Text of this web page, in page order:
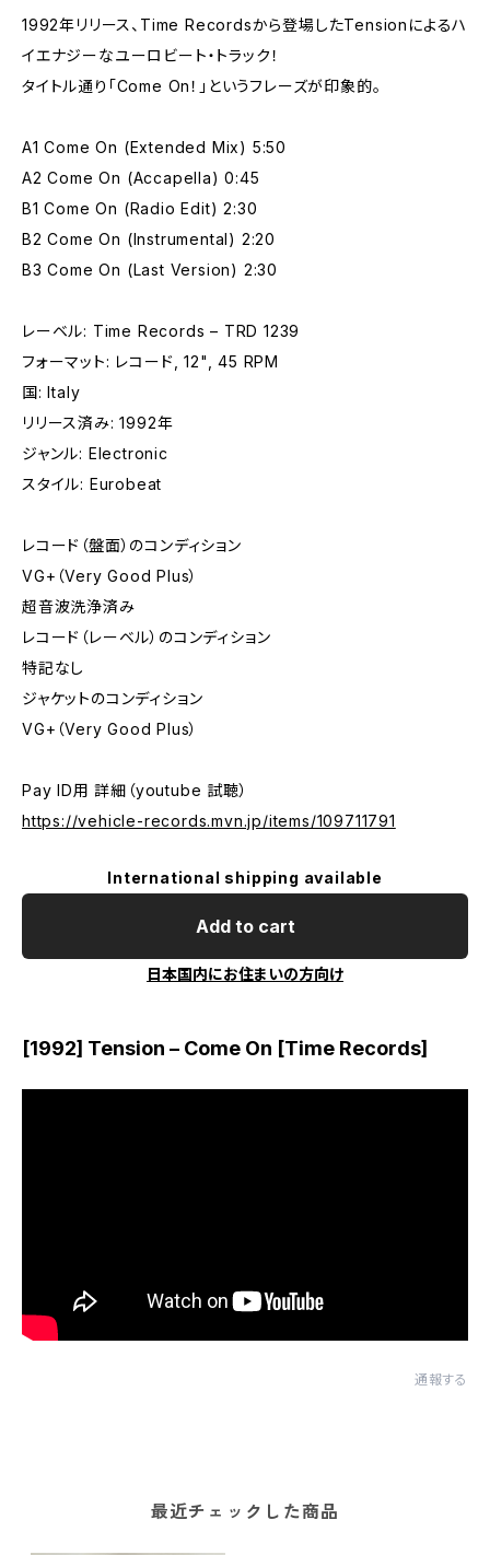
1992年リリース、Time Recordsから登場したTensionによるハ
イエナジーなユーロビート・トラック！
タイトル通り「Come On！」というフレーズが印象的。
A1 Come On (Extended Mix) 5:50
A2 Come On (Accapella) 0:45
B1 Come On (Radio Edit) 2:30
B2 Come On (Instrumental) 2:20
B3 Come On (Last Version) 2:30
レーベル: Time Records – TRD 1239
フォーマット: レコード, 12", 45 RPM
国: Italy
リリース済み: 1992年
ジャンル: Electronic
スタイル: Eurobeat
レコード（盤面）のコンディション
VG+（Very Good Plus）
超音波洗浄済み
レコード（レーベル）のコンディション
特記なし
ジャケットのコンディション
VG+（Very Good Plus）
Pay ID用 詳細（youtube 試聴）
https://vehicle-records.mvn.jp/items/109711791
International shipping available
Add to cart
日本国内にお住まいの方向け
[1992] Tension – Come On [Time Records]
通報する
最近チェックした商品